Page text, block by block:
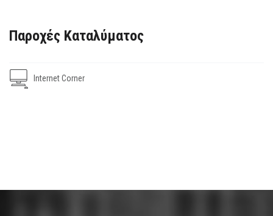
Παροχές Καταλύματος
Internet Corner